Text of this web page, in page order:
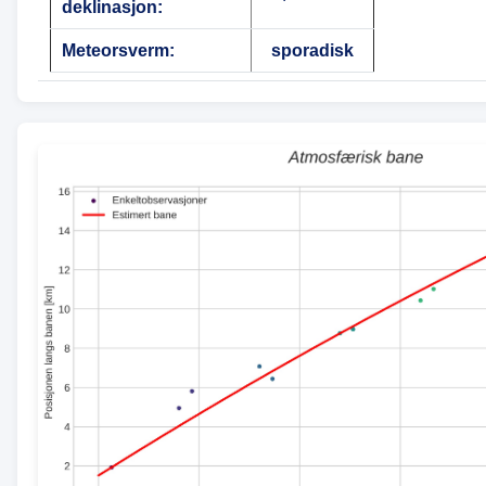
deklinasjon:
Meteorsverm: sporadisk